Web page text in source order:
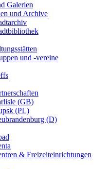
Galerien
und Archive
und -vereine
(GB)
(PL)
(D)
& Freizeiteinrichtungen